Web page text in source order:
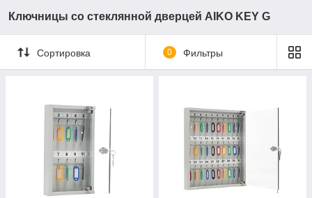
Ключницы со стеклянной дверцей AIKO KEY G
Сортировка 0 Фильтры